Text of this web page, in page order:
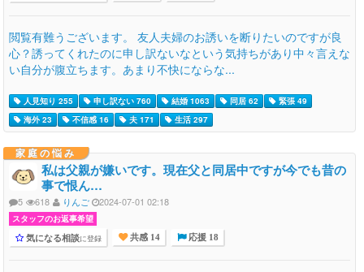
閲覧有難うございます。 友人夫婦のお誘いを断りたいのですが良
心？誘ってくれたのに申し訳ないなという気持ちがあり中々言えな
い自分が腹立ちます。あまり不快にならな...
人見知り 255 申し訳ない 760 結婚 1063 同居 62
緊張 49
海外 23
不信感 16 夫 171 生活 297
家庭の悩み
私は父親が嫌いです。現在父と同居中ですが今でも昔の
事で恨ん…
5 618 りんご 2024-07-01 02:18
スタッフのお返事希望
気になる相談に登録 共感 14 応援 18